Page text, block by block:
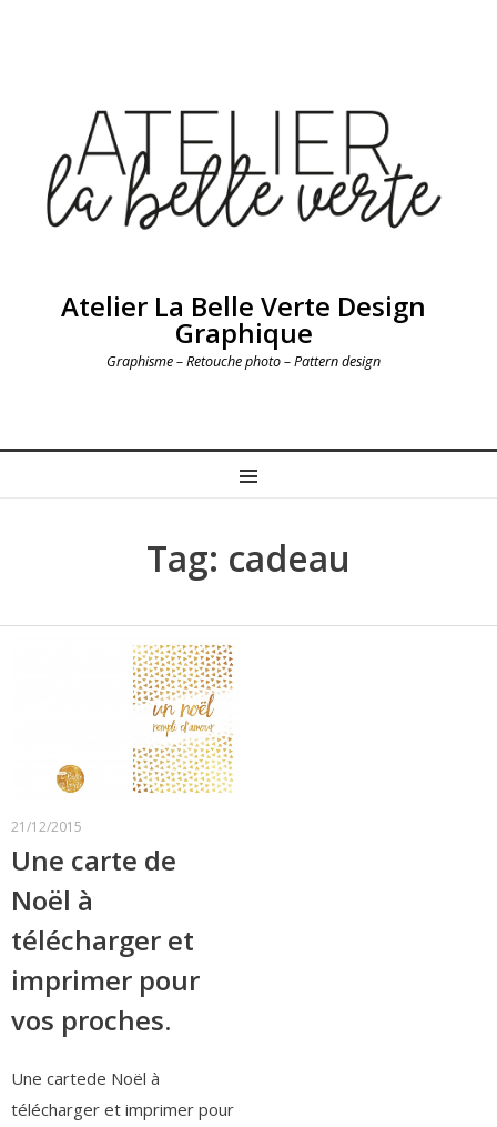
Atelier La Belle Verte Design
Graphique
Graphisme – Retouche photo – Pattern design
MENU
Tag: cadeau
21/12/2015
Une carte de
Noël à
télécharger et
imprimer pour
vos proches.
Une cartede Noël à
télécharger et imprimer pour